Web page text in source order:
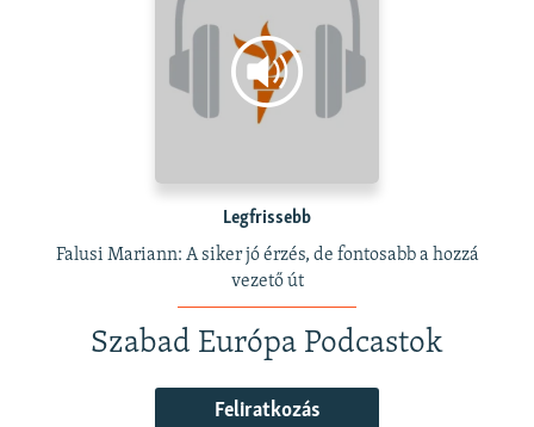
Legfrissebb
Falusi Mariann: A siker jó érzés, de fontosabb a hozzá
vezető út
Szabad Európa Podcastok
Feliratkozás